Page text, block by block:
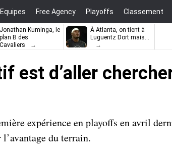
Equipes Free Agency Playoffs Classement
Jonathan Kuminga, le
plan B des
Cavaliers
À Atlanta, on tient à
Luguentz Dort mais…
est d’aller
expérience en playoffs en avril
du terrain.